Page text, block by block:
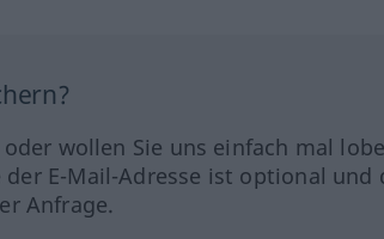
wollen Sie uns einfach mal
der E-Mail-Adresse ist optional und
Anfrage.